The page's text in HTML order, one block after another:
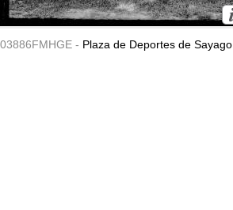
03886FMHGE - Plaza de Deportes de Sayago.